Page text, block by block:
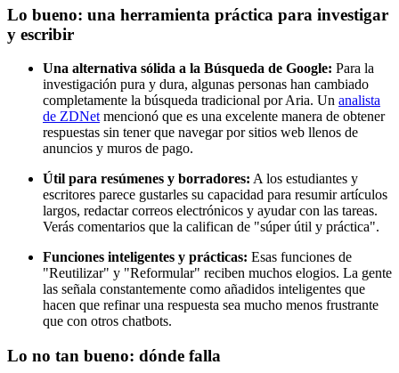
Lo bueno: una herramienta práctica para investigar
y escribir
Una alternativa sólida a la Búsqueda de Google: Para la
investigación pura y dura, algunas personas han cambiado
completamente la búsqueda tradicional por Aria. Un analista
de ZDNetmencionó que es una excelente manera de obtener
respuestas sin tener que navegar por sitios web llenos de
anuncios y muros de pago.
Útil para resúmenes y borradores: A los estudiantes y
escritores parece gustarles su capacidad para resumir artículos
largos, redactar correos electrónicos y ayudar con las tareas.
Verás comentarios que la califican de "súper útil y práctica".
Funciones inteligentes y prácticas: Esas funciones de
"Reutilizar" y "Reformular" reciben muchos elogios. La gente
las señala constantemente como añadidos inteligentes que
hacen que refinar una respuesta sea mucho menos frustrante
que con otros chatbots.
Lo no tan bueno: dónde falla